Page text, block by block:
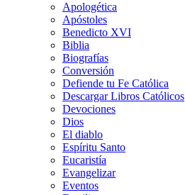
Apologética
Apóstoles
Benedicto XVI
Biblia
Biografías
Conversión
Defiende tu Fe Católica
Descargar Libros Católicos
Devociones
Dios
El diablo
Espíritu Santo
Eucaristía
Evangelizar
Eventos